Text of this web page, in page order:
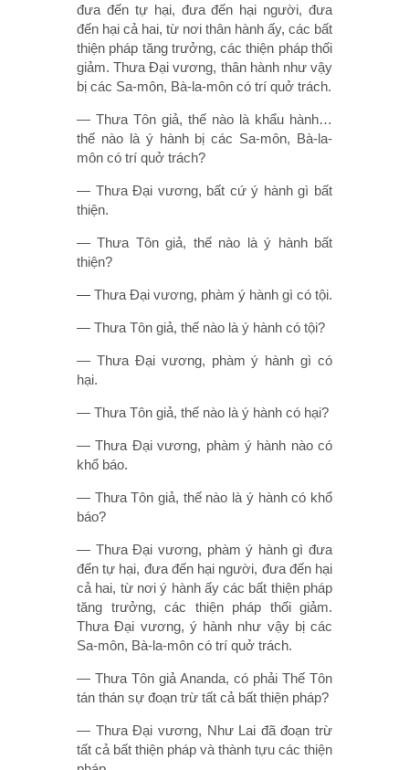
đưa đến tự hại, đưa đến hại người, đưa
đến hại cả hai, từ nơi thân hành ấy, các bất
thiện pháp tăng trưởng, các thiện pháp thối
giảm. Thưa Ðại vương, thân hành như vậy
bị các Sa-môn, Bà-la-môn có trí quở trách.
— Thưa Tôn giả, thế nào là khẩu hành…
thế nào là ý hành bị các Sa-môn, Bà-la-
môn có trí quở trách?
— Thưa Ðại vương, bất cứ ý hành gì bất
thiện.
— Thưa Tôn giả, thế nào là ý hành bất
thiện?
— Thưa Ðại vương, phàm ý hành gì có tội.
— Thưa Tôn giả, thế nào là ý hành có tội?
— Thưa Ðại vương, phàm ý hành gì có
hại.
— Thưa Tôn giả, thế nào là ý hành có hại?
— Thưa Ðại vương, phàm ý hành nào có
khổ báo.
— Thưa Tôn giả, thế nào là ý hành có khổ
báo?
— Thưa Ðại vương, phàm ý hành gì đưa
đến tự hại, đưa đến hại người, đưa đến hại
cả hai, từ nơi ý hành ấy các bất thiện pháp
tăng trưởng, các thiện pháp thối giảm.
Thưa Ðại vương, ý hành như vậy bị các
Sa-môn, Bà-la-môn có trí quở trách.
— Thưa Tôn giả Ananda, có phải Thế Tôn
tán thán sự đoạn trừ tất cả bất thiện pháp?
— Thưa Ðại vương, Như Lai đã đoạn trừ
tất cả bất thiện pháp và thành tựu các thiện